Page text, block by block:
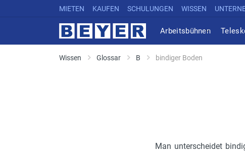
MIETEN KAUFEN SCHULUNGEN WISSEN
Arbeitsbühnen
Wissen Glossar B bindiger Boden
Man unterscheidet